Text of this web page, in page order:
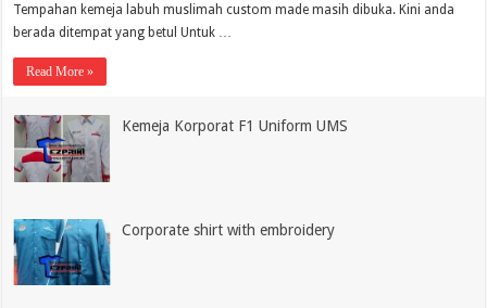
Tempahan kemeja labuh muslimah custom made masih dibuka. Kini anda
berada ditempat yang betul Untuk …
Read More »
Kemeja Korporat F1 Uniform UMS
Corporate shirt with embroidery